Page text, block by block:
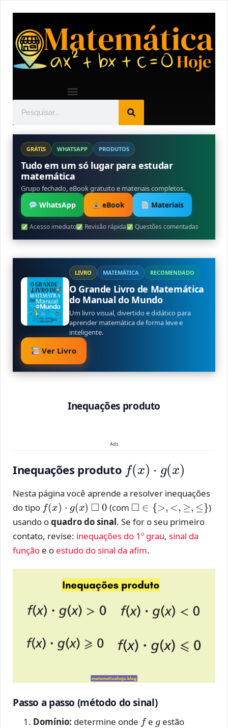
GRÁTIS WHATSAPP PRODUTOS
Tudo em um só lugar para estudar
matemática
Grupo fechado, eBook gratuito e materiais completos.
WhatsApp eBook Materiais
Acesso imediato Revisão rápida Questões comentadas
LIVRO MATEMÁTICA RECOMENDADO
O Grande Livro de Matemática
do Manual do Mundo
Um livro visual, divertido e didático para
aprender matemática de forma leve e
inteligente.
Ver Livro
Inequações produto
Ads
Inequações produto
x ⋅ x)
Nesta página você aprende a resolver inequações
do tipo
f(x)⋅g(x)◻0
(com
◻∈{>, <,≥,≤}
)
usando oquadro do sinal. Se for o seu primeiro
contato, revise: inequações do 1º grau, sinal da
função e o estudo do sinal da afim.
Passo a passo (método do sinal)
Domínio: determine onde e
estão